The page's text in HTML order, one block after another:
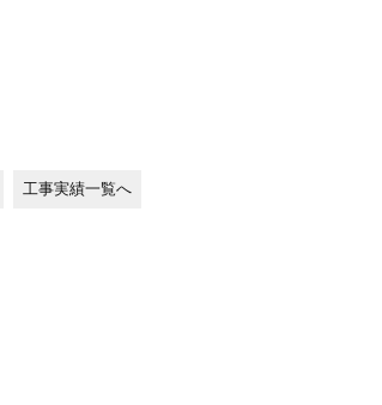
工事実績一覧へ